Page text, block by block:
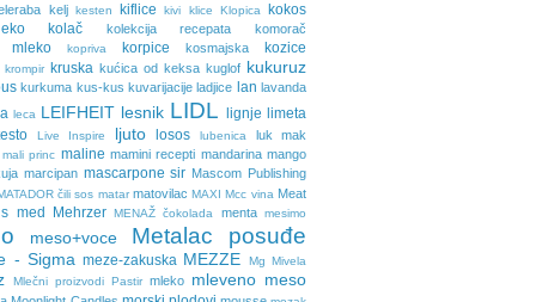
kelj kesten kiflice kivi klice Klopica
kokos
kolač kolekcija recepata komorač
mleko kopriva korpice kosmajska kozice
krompir kruska kućica od keksa kuglof kukuruz
kurkuma kus-kus kuvarijacije ladjice lan lavanda
leca LEIFHEIT lesnik LIDL lignje limeta
Live Inspire ljuto losos lubenica luk mak
mali princ maline mamini recepti mandarina mango
marcipan mascarpone sir Mascom Publishing
čili sos matar matovilac MAXI Mcc vina Meat
med Mehrzer MENAŽ čokolada menta mesimo
meso+voce Metalac posuđe
- Sigma meze-zakuska MEZZE Mg Mivela
Mlečni proizvodi Pastir mleko mleveno meso